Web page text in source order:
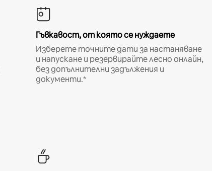
Гъвкавост, от която се нуждаете
Изберете точните дати за настаняване
и напускане и резервирайте лесно онлайн,
без допълнителни задължения и
документи.*